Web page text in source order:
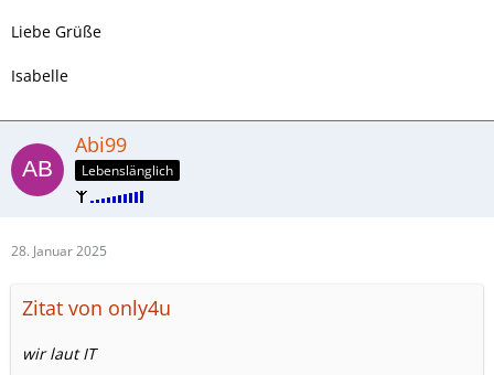
Liebe Grüße
Isabelle
Abi99
Lebenslänglich
28. Januar 2025
Zitat von only4u
wir laut IT